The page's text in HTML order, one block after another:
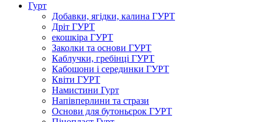
Гурт
Добавки, ягідки, калина ГУРТ
Дріт ГУРТ
екошкіра ГУРТ
Заколки та основи ГУРТ
Каблучки, гребінці ГУРТ
Кабошони і серединки ГУРТ
Квіти ГУРТ
Намистини Гурт
Напівперлини та стрази
Основи для бутоньєрок ГУРТ